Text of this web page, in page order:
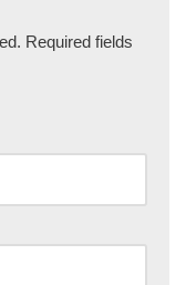
Required fields